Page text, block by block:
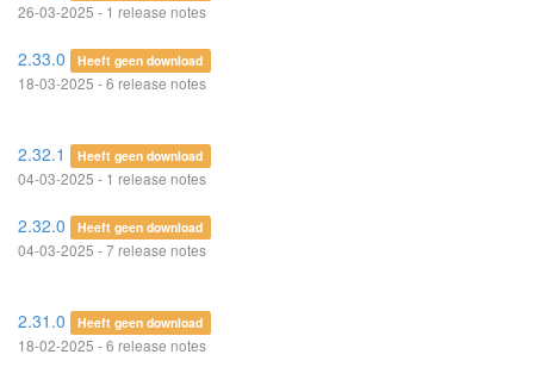
26-03-2025 - 1 release notes
2.33.0 Heeft geen download
18-03-2025 - 6 release notes
2.32.1 Heeft geen download
04-03-2025 - 1 release notes
2.32.0 Heeft geen download
04-03-2025 - 7 release notes
2.31.0 Heeft geen download
18-02-2025 - 6 release notes